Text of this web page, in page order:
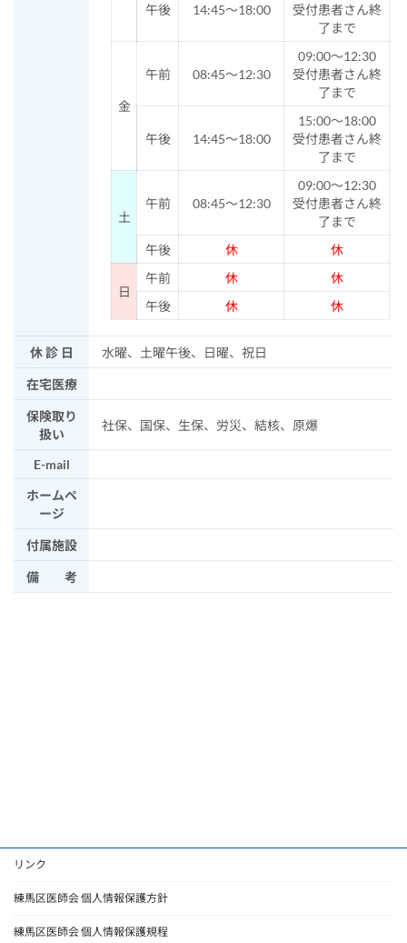
午後 14:45～18:00
受付患者さん終
了まで
金
午前 08:45～12:30
09:00～12:30
受付患者さん終
了まで
午後 14:45～18:00
15:00～18:00
受付患者さん終
了まで
土
午前 08:45～12:30
09:00～12:30
受付患者さん終
了まで
午後
休 休
日
午前 休
休
午後
休 休
休 診 日 水曜、土曜午後、日曜、祝日
在宅医療
保険取り
扱い
社保、国保、生保、労災、結核、原爆
E-mail
ホームペ
ージ
付属施設
備 考
リンク
練馬区医師会 個人情報保護方針
練馬区医師会 個人情報保護規程